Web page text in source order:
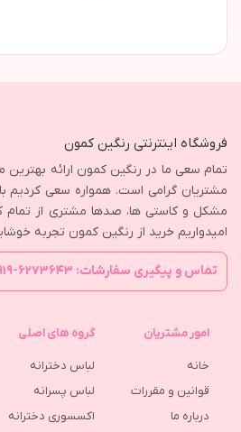
فروشگاه اینترنتی رنگین کمون
تمام سعی ما در رنگین کمون ارائه
مشتریان گرامی است. همواره سعی
مشکل و کاستی ها، صدها مشتری از تمام
امیدواریم خرید از رنگین کمون تجربه
تماس و پیگیری سفارشات: ۶۲۷۳۶۴۳-۰۹۱۹
امور مشتریان
خانه
قوانین و مقررات
درباره ما
گروه های اصلی
لباس دخترانه
لباس پسرانه
اکسسوری دخترانه